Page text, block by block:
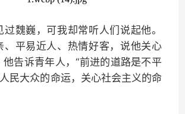
魏巍，可我却常听人们说起他。
、平易近人、热情好客，说他关心
他告诉青年人，“前进的道路是不平
民大众的命运，关心社会主义的命